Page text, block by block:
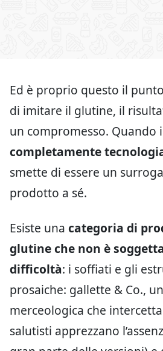
Ed è proprio questo il
di imitare il glutine, il
un compromesso. Quando
completamente
smette di essere un
prodotto a sé.
Esiste una categoria di
glutine che non è
difficoltà: i soffiati e gli
prosaiche: gallette & Co.,
merceologica che
salutisti apprezzano